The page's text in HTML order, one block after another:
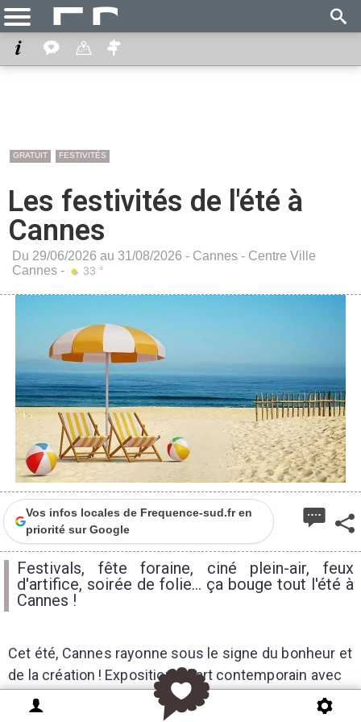
GRATUIT FESTIVITÉS
Les festivités de l'été à
Cannes
Du 29/06/2026 au 31/08/2026 - Cannes - Centre Ville
Cannes - 33 °
Vos infos locales de Frequence-sud.fr en
priorité sur Google
Festivals, fête foraine, ciné plein-air, feux
d'artifice, soirée de folie... ça bouge tout l'été à
Cannes !
Cet été, Cannes rayonne sous le signe du bonheur et
de la création ! Expositions d’art contemporain avec
Marion Charlet, Hervé Di Rosa et Gilles Miquelis,
concerts exceptionnels (Chris Isaak, Stephan Eicher,